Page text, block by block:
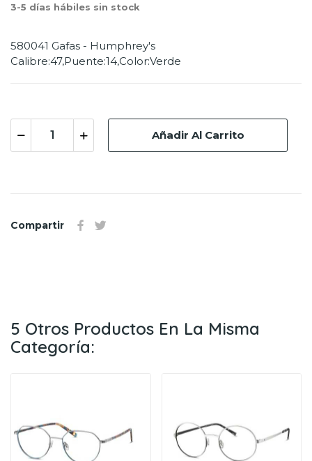
3-5 días hábiles sin stock
580041 Gafas - Humphrey's
Calibre:47,Puente:14,Color:Verde
Añadir Al Carrito
Compartir
5 Otros Productos En La Misma
Categoría: